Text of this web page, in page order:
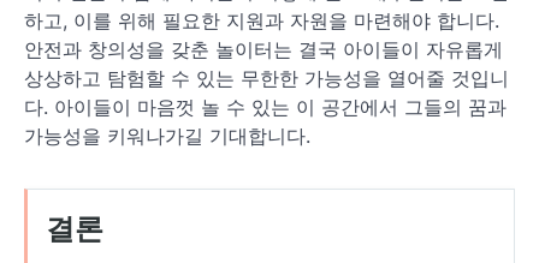
하고, 이를 위해 필요한 지원과 자원을 마련해야 합니다.
안전과 창의성을 갖춘 놀이터는 결국 아이들이 자유롭게
상상하고 탐험할 수 있는 무한한 가능성을 열어줄 것입니
다. 아이들이 마음껏 놀 수 있는 이 공간에서 그들의 꿈과
가능성을 키워나가길 기대합니다.
결론